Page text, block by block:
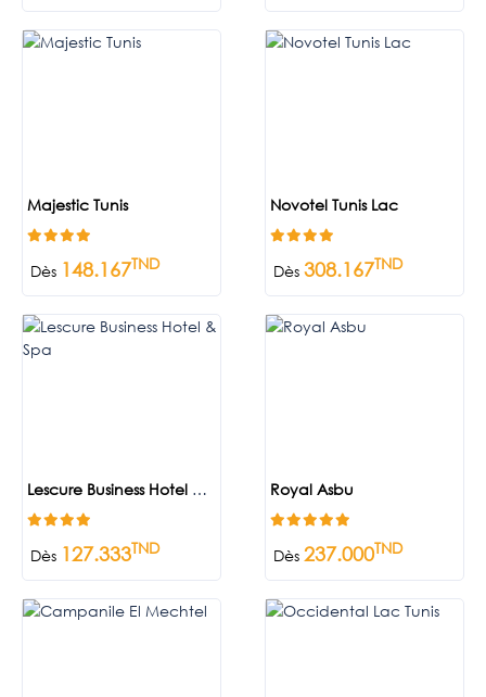
Majestic Tunis
Dès 148.167TND
Novotel Tunis Lac
Dès308.167TND
Lescure Business Hotel & Spa
Dès 127.333TND
Royal Asbu
Dès237.000TND